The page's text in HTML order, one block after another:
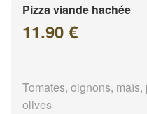
Pizza viande hachée
11.90 €
Tomates, oignons,
olives